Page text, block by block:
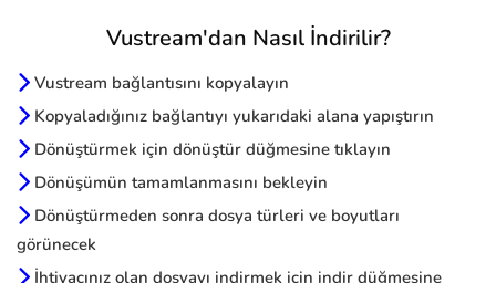
Vustream'dan Nasıl İndirilir?
Vustream bağlantısını kopyalayın
Kopyaladığınız bağlantıyı yukarıdaki alana yapıştırın
Dönüştürmek için dönüştür düğmesine tıklayın
Dönüşümün tamamlanmasını bekleyin
Dönüştürmeden sonra dosya türleri ve boyutları
görünecek
İhtiyacınız olan dosyayı indirmek için indir düğmesine